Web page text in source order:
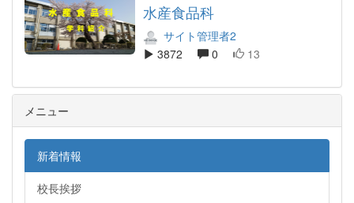
水産食品科
サイト管理者2
3872
0 13
メニュー
新着情報
校長挨拶